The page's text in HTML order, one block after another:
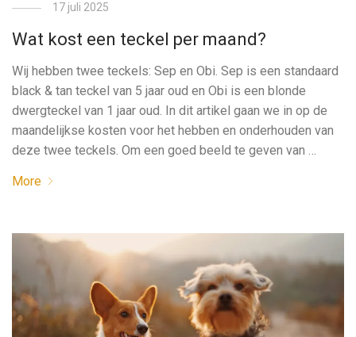
17 juli 2025
Wat kost een teckel per maand?
Wij hebben twee teckels: Sep en Obi. Sep is een standaard
black & tan teckel van 5 jaar oud en Obi is een blonde
dwergteckel van 1 jaar oud. In dit artikel gaan we in op de
maandelijkse kosten voor het hebben en onderhouden van
deze twee teckels. Om een goed beeld te geven van …
More